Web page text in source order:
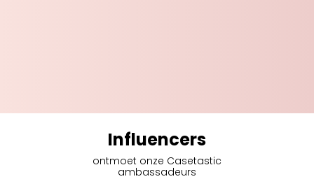
Influencers
ontmoet onze Casetastic
ambassadeurs